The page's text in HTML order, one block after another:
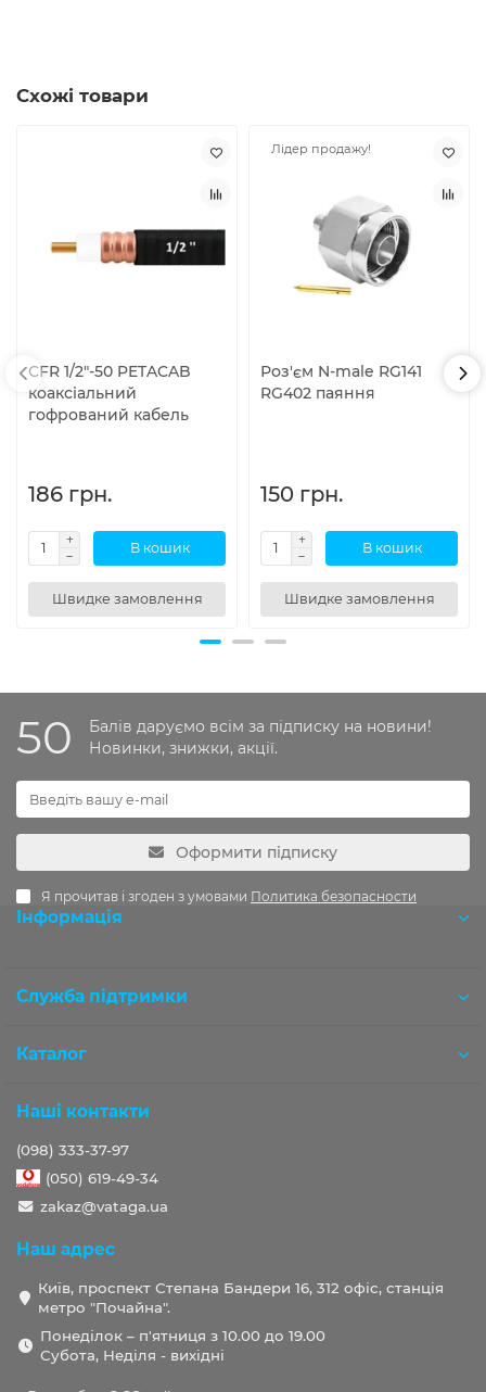
Схожі товари
CFR 1/2"-50 PETACAB
коаксіальний
гофрований кабель
186 грн.
В кошик
Швидке замовлення
Лідер продажу!
Роз'єм N-male RG141
RG402 паяння
150 грн.
В кошик
Швидке замовлення
50
Балів даруємо всім за підписку на новини!
Новинки, знижки, акції.
Оформити підписку
Я прочитав і згоден з умовами Политика безопасности
Інформація
Служба підтримки
Каталог
Наші контакти
(098) 333-37-97
(050) 619-49-34
zakaz@vataga.ua
Наш адрес
Київ, проспект Степана Бандери 16, 312 офіс, станція
метро "Почайна".
Понеділок – п'ятниця з 10.00 до 19.00
Субота, Неділя - вихідні